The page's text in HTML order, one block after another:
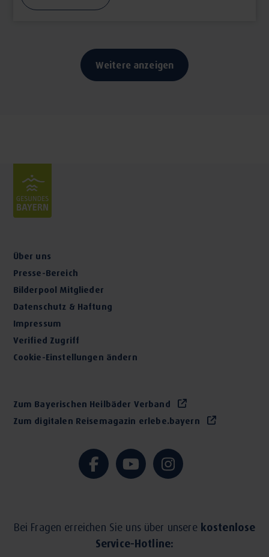
Weitere anzeigen
Über uns
Presse-Bereich
Bilderpool Mitglieder
Datenschutz & Haftung
Impressum
Verified Zugriff
Cookie-Einstellungen ändern
Zum Bayerischen Heilbäder Verband
Zum digitalen Reisemagazin erlebe.bayern
Bei Fragen erreichen Sie uns über unsere kostenlose
Service-Hotline: